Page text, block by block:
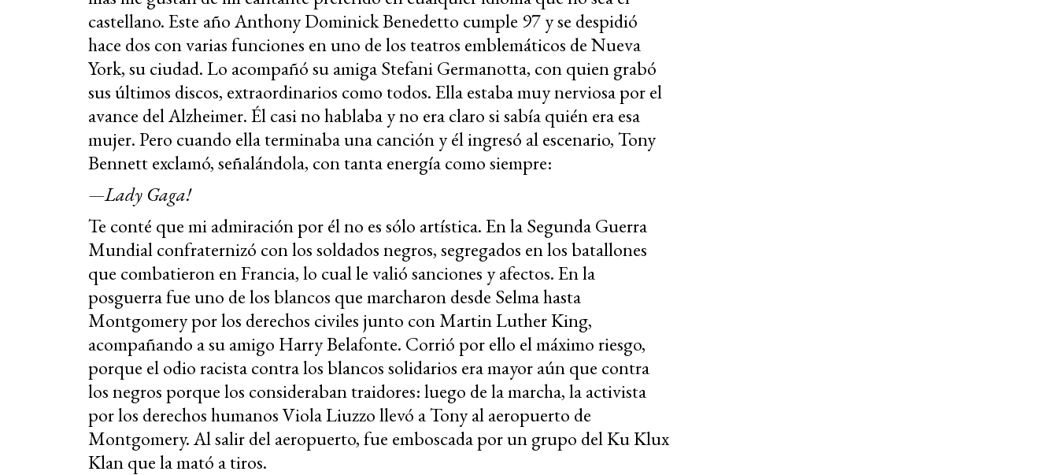
castellano. Este año Anthony Dominick Benedetto cumple 97 y se despidió
hace dos con varias funciones en uno de los teatros emblemáticos de Nueva
York, su ciudad. Lo acompañó su amiga Stefani Germanotta, con quien grabó
sus últimos discos, extraordinarios como todos. Ella estaba muy nerviosa por el
avance del Alzheimer. Él casi no hablaba y no era claro si sabía quién era esa
mujer. Pero cuando ella terminaba una canción y él ingresó al escenario, Tony
Bennett exclamó, señalándola, con tanta energía como siempre:
—Lady Gaga!
Te conté que mi admiración por él no es sólo artística. En la Segunda Guerra
Mundial confraternizó con los soldados negros, segregados en los batallones
que combatieron en Francia, lo cual le valió sanciones y afectos. En la
posguerra fue uno de los blancos que marcharon desde Selma hasta
Montgomery por los derechos civiles junto con Martin Luther King,
acompañando a su amigo Harry Belafonte. Corrió por ello el máximo riesgo,
porque el odio racista contra los blancos solidarios era mayor aún que contra
los negros porque los consideraban traidores: luego de la marcha, la activista
por los derechos humanos Viola Liuzzo llevó a Tony al aeropuerto de
Montgomery. Al salir del aeropuerto, fue emboscada por un grupo del Ku Klux
Klan que la mató a tiros.